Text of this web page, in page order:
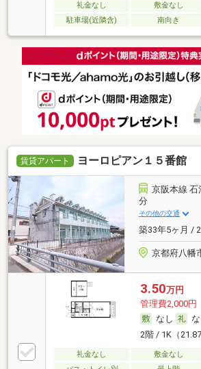
礼金なし 敷金なし
駐車場(近隣含)
南向き
賃貸アパート ヨーロピアン１５番館
京阪本線 石
分
その他の交通
築33年5ヶ月 /
京都府八幡
3.50万円
管理費2,000円
なし
2階 / 1K（
礼金なし 敷金なし